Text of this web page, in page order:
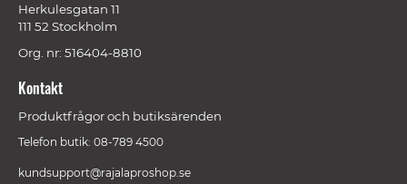
Herkulesgatan 11
111 52 Stockholm
Org. nr: 516404-8810
Kontakt
Produktfrågor och butiksärenden
Telefon butik: 08-789 4500
kundsupport@rajalaproshop.se